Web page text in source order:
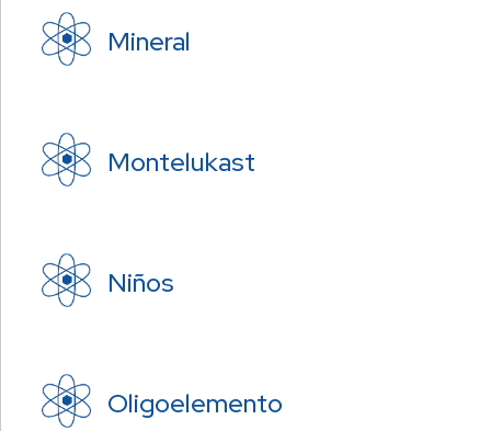
Mineral
Montelukast
Niños
Oligoelemento